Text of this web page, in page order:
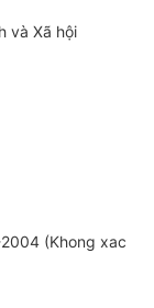
và Xã hội
(Khong xac